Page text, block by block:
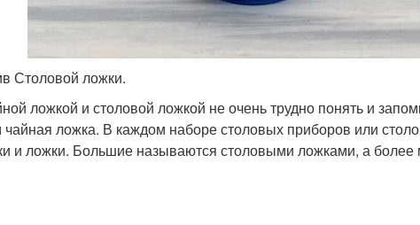
Столовой ложки.
ложкой и столовой ложкой не очень трудно понять и
ложка. В каждом наборе столовых приборов или
и ложки. Большие называются столовыми ложками, а